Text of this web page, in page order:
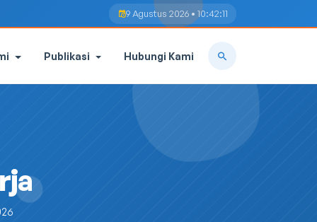
9 Agustus 2026 • 10:42:11
Publikasi Hubungi Kami